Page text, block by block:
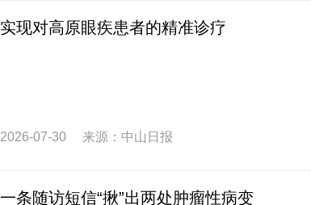
实现对高原眼疾患者的精准诊疗
2026-07-30 来源：中山日报
一条随访短信“揪”出两处肿瘤性病变